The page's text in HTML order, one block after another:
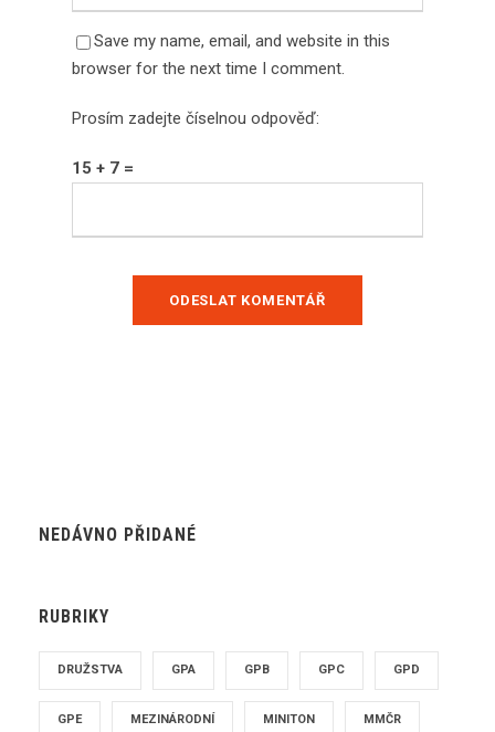
Save my name, email, and website in this
browser for the next time I comment.
Prosím zadejte číselnou odpověď:
15 + 7 =
NEDÁVNO PŘIDANÉ
RUBRIKY
DRUŽSTVA GPA GPB GPC GPD
GPE MEZINÁRODNÍ MINITON MMČR